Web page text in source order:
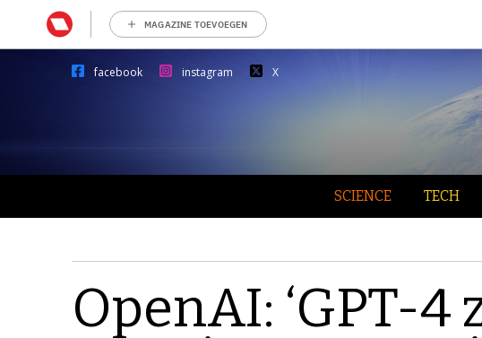
MAGAZINE TOEVOEGEN
facebook instagram X
SCIENCE TECH
OpenAI: ‘GPT-4